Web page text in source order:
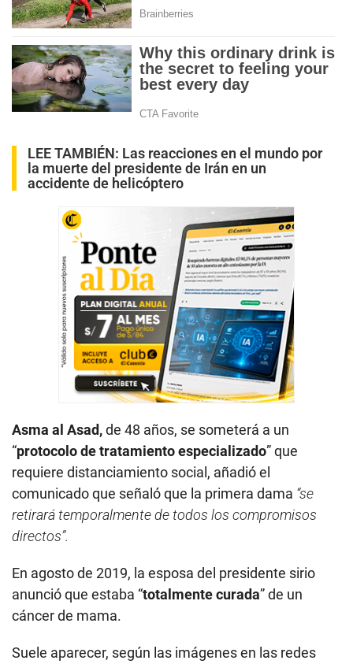
LEE TAMBIÉN: Las reacciones en el mundo por
la muerte del presidente de Irán en un
accidente de helicóptero
Asma al Asad,de 48 años, se someterá a un
“protocolo de tratamiento especializado” que
requiere distanciamiento social, añadió el
comunicado que señaló que la primera dama “se
retirará temporalmente de todos los compromisos
directos”.
En agosto de 2019, la esposa del presidente sirio
anunció que estaba “totalmente curada” de un
cáncer de mama.
Suele aparecer, según las imágenes en las redes